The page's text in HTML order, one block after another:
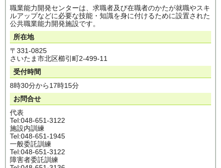
職業能力開発センターは、求職者及び在職者のかたが就職やスキ
ルアップなどに必要な技能・知識を身に付けるために設置された
公共職業能力開発施設です。
所在地
〒331-0825
さいたま市北区櫛引町2-499-11
受付時間
8時30分から17時15分
お問合せ
代表
Tel:048-651-3122
施設内訓練
Tel:048-651-1945
一般委託訓練
Tel:048-651-3122
障害者委託訓練